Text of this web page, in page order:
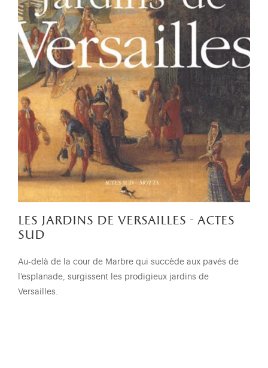
les jardins de versailles - actes
sud
Au-delà de la cour de Marbre qui succède aux pavés de
l'esplanade, surgissent les prodigieux jardins de
Versailles.